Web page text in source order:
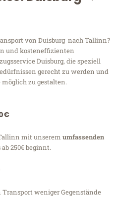
von Duisburg nach Tallinn?
und kosteneffizienten
Duisburg, die speziell
gerecht zu werden und
möglich zu gestalten.
mit unserem umfassenden
ab 250€ beginnt.
Transport weniger Gegenstände